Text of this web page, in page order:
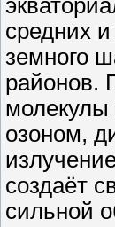
средних
земного
районов.
озоном,
создаёт
сильной